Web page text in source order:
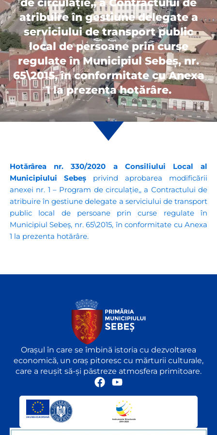
de circulație,, a Contractului de
atribuire în gestiune delegate a
serviciului de transport public
local de persoane prin curse
regulate în Municipiul Sebeș, nr.
65\2015, în conformitate cu Anexa
1 la prezenta hotărâre.
Hotărârea nr. 330/2020 a Consiliului Local al
Municipiului Sebeș privind aprobarea modificării
anexei nr. 1 – Program de circulație,, a Contractului de
atribuire în gestiune delegate a serviciului de transport
public local de persoane prin curse regulate în
Municipiul Sebeș, nr. 65\2015, în conformitate cu Anexa
1 la prezenta hotărâre.
Orașul în care se îmbină istoria cu dezvoltarea
economică, un oraș pitoresc cu mărturii culturale,
care a reușit să-și păstreze atmosfera primitoare.
F
Y
u
t
u